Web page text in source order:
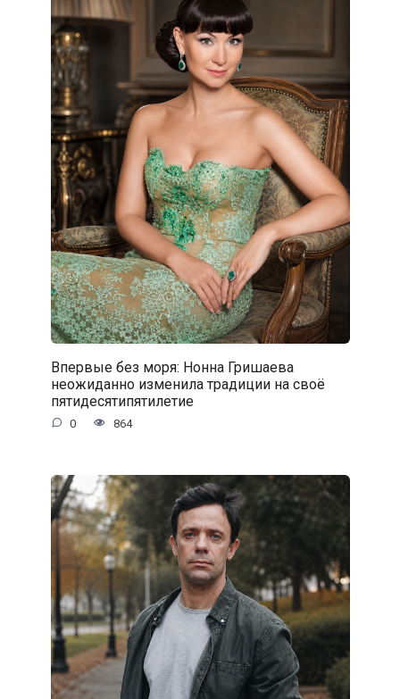
Впервые без моря: Нонна Гришаева
неожиданно изменила традиции на своё
пятидесятипятилетие
0 864